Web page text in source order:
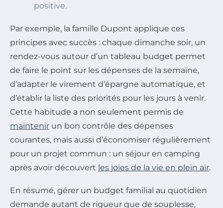
positive.
Par exemple, la famille Dupont applique ces
principes avec succès : chaque dimanche soir, un
rendez-vous autour d’un tableau budget permet
de faire le point sur les dépenses de la semaine,
d’adapter le virement d’épargne automatique, et
d’établir la liste des priorités pour les jours à venir.
Cette habitude a non seulement permis de
maintenir un bon contrôle des dépenses
courantes, mais aussi d’économiser régulièrement
pour un projet commun : un séjour en camping
après avoir découvert les joies de la vie en plein air.
En résumé, gérer un budget familial au quotidien
demande autant de rigueur que de souplesse,